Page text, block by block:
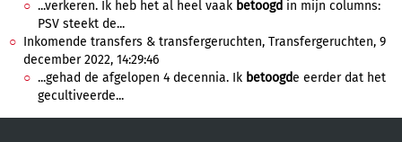
...verkeren. Ik heb het al heel vaak betoogd in mijn columns:
PSV steekt de...
Inkomende transfers & transfergeruchten, Transfergeruchten, 9
december 2022, 14:29:46
...gehad de afgelopen 4 decennia. Ik betoogde eerder dat het
gecultiveerde...